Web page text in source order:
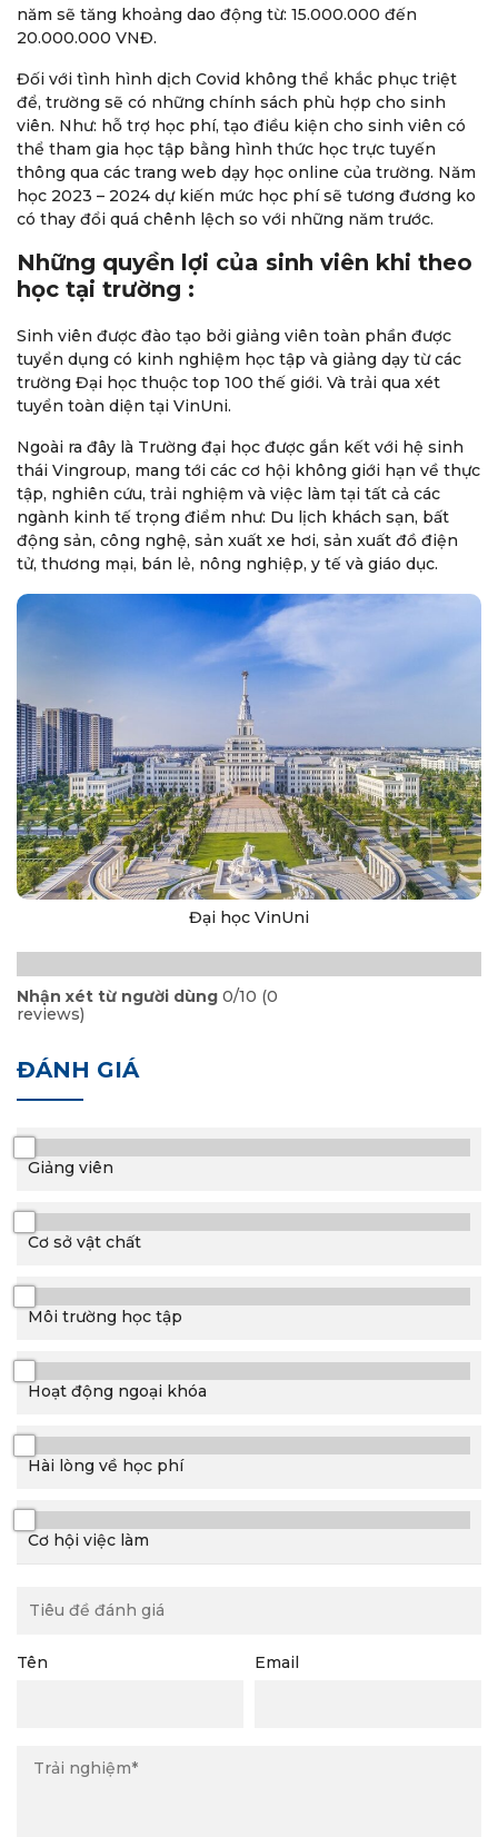
năm sẽ tăng khoảng dao động từ: 15.000.000 đến
20.000.000 VNĐ.
Đối với tình hình dịch Covid không thể khắc phục triệt
để, trường sẽ có những chính sách phù hợp cho sinh
viên. Như: hỗ trợ học phí, tạo điều kiện cho sinh viên có
thể tham gia học tập bằng hình thức học trực tuyến
thông qua các trang web dạy học online của trường. Năm
học 2023 – 2024 dự kiến mức học phí sẽ tương đương ko
có thay đổi quá chênh lệch so với những năm trước.
Những quyền lợi của sinh viên khi theo
học tại trường :
Sinh viên được đào tạo bởi giảng viên toàn phần được
tuyển dụng có kinh nghiệm học tập và giảng dạy từ các
trường Đại học thuộc top 100 thế giới. Và trải qua xét
tuyển toàn diện tại VinUni.
Ngoài ra đây là Trường đại học được gắn kết với hệ sinh
thái Vingroup, mang tới các cơ hội không giới hạn về thực
tập, nghiên cứu, trải nghiệm và việc làm tại tất cả các
ngành kinh tế trọng điểm như: Du lịch khách sạn, bất
động sản, công nghệ, sản xuất xe hơi, sản xuất đồ điện
tử, thương mại, bán lẻ, nông nghiệp, y tế và giáo dục.
Đại học VinUni
Nhận xét từ người dùng 0/10 (0
reviews)
ĐÁNH GIÁ
Giảng viên
Cơ sở vật chất
Môi trường học tập
Hoạt động ngoại khóa
Hài lòng về học phí
Cơ hội việc làm
Tên Email